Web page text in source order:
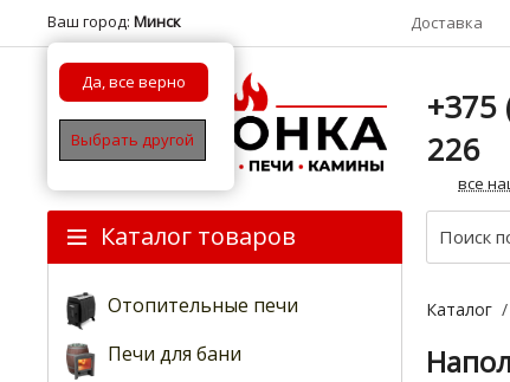
Ваш город: Минск
Да, все верно
Выбрать другой
Доставка
+375
226
все
Каталог товаров
Отопительные печи
Печи для бани
Каталог /